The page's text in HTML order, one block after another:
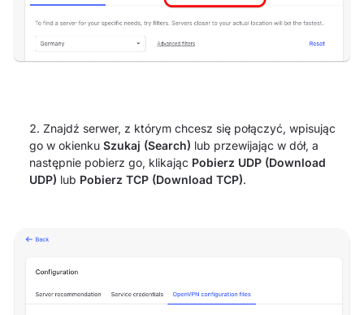
Znajdź serwer, z którym chcesz się połączyć, wpisując
go w okienku Szukaj (Search) lub przewijając w dół, a
następnie pobierz go, klikając Pobierz UDP (Download
UDP) lub Pobierz TCP (Download TCP).